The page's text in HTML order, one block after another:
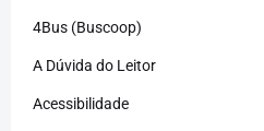
4Bus (Buscoop)
A Dúvida do Leitor
Acessibilidade